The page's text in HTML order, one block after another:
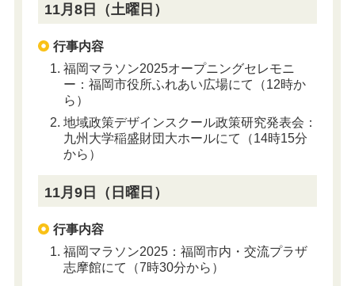
11月8日（土曜日）
行事内容
福岡マラソン2025オープニングセレモニ
ー：福岡市役所ふれあい広場にて（12時か
ら）
地域政策デザインスクール政策研究発表会 ：
九州大学稲盛財団大ホールにて（14時15分
から）
11月9日（日曜日）
行事内容
福岡マラソン2025： 福岡市内・交流プラザ
志摩館にて（7時30分から）